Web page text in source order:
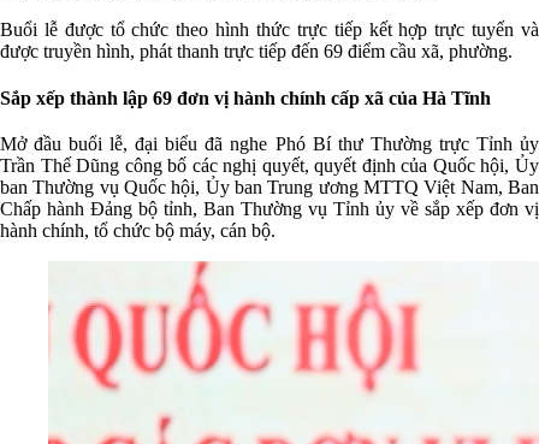
Buổi lễ được tổ chức theo hình thức trực tiếp kết hợp trực tuyến và
được truyền hình, phát thanh trực tiếp đến 69 điểm cầu xã, phường.
Sắp xếp thành lập 69 đơn vị hành chính cấp xã của Hà Tĩnh
Mở đầu buổi lễ, đại biểu đã nghe Phó Bí thư Thường trực Tỉnh ủy
Trần Thế Dũng công bố các nghị quyết, quyết định của Quốc hội, Ủy
ban Thường vụ Quốc hội, Ủy ban Trung ương MTTQ Việt Nam, Ban
Chấp hành Đảng bộ tỉnh, Ban Thường vụ Tỉnh ủy về sắp xếp đơn vị
hành chính, tổ chức bộ máy, cán bộ.